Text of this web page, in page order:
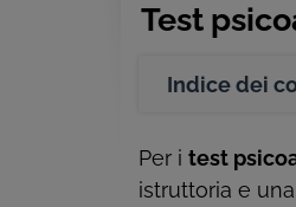
Test
Indice dei
Per i test
istruttoria e